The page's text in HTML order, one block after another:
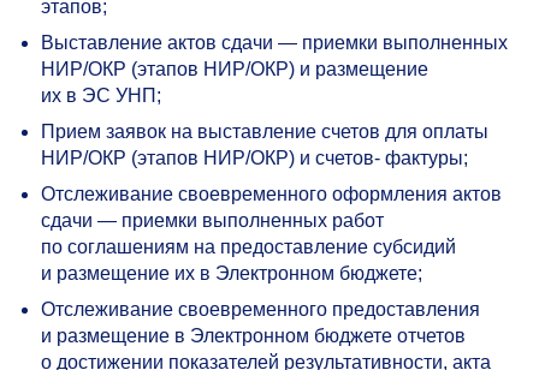
этапов;
Выставление актов сдачи — приемки выполненных
НИР/ОКР (этапов НИР/ОКР) и размещение
их в ЭС УНП;
Прием заявок на выставление счетов для оплаты
НИР/ОКР (этапов НИР/ОКР) и счетов- фактуры;
Отслеживание своевременного оформления актов
сдачи — приемки выполненных работ
по соглашениям на предоставление субсидий
и размещение их в Электронном бюджете;
Отслеживание своевременного предоставления
и размещение в Электронном бюджете отчетов
о достижении показателей результативности, акта